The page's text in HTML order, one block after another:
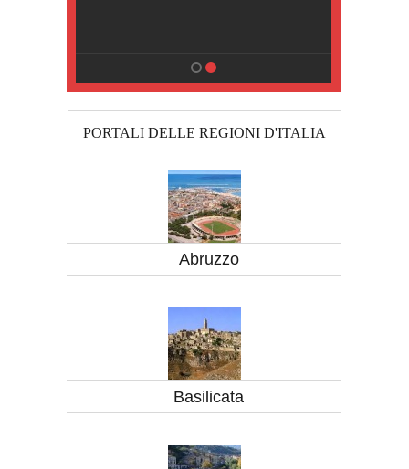
PORTALI DELLE REGIONI D'ITALIA
Abruzzo
Basilicata